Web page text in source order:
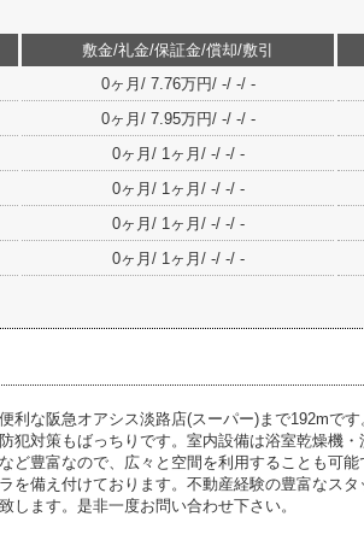
敷金/礼金/保証金/償却/敷引
0ヶ月/ 7.76万円/ -/ -/ -
0ヶ月/ 7.95万円/ -/ -/ -
0ヶ月/ 1ヶ月/ -/ -/ -
0ヶ月/ 1ヶ月/ -/ -/ -
0ヶ月/ 1ヶ月/ -/ -/ -
0ヶ月/ 1ヶ月/ -/ -/ -
利な阪急オアシス淡路店(スーパー)まで192mで
犯対策もばっちりです。室内設備は浴室乾燥機
ど豊富なので、広々と空間を利用することも可
を備え付けております。不動産経験の豊富なス
します。是非一度お問い合わせ下さい。